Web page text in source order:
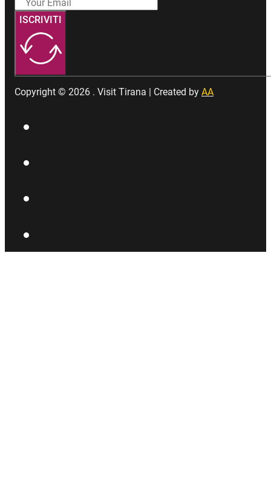
ISCRIVITI
Copyright © 2026 . Visit Tirana | Created by AA